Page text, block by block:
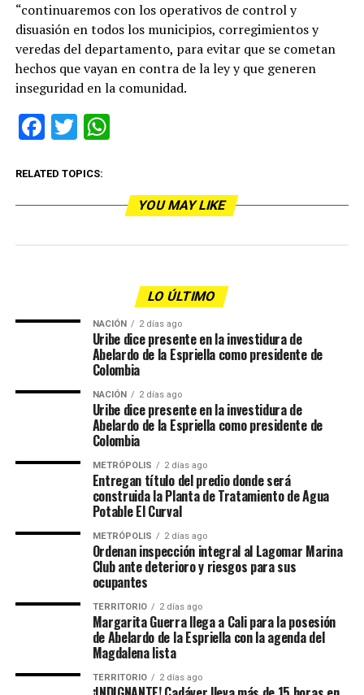
“continuaremos con los operativos de control y
disuasión en todos los municipios, corregimientos y
veredas del departamento, para evitar que se cometan
hechos que vayan en contra de la ley y que generen
inseguridad en la comunidad.
Facebook
TwitterWhatsApp
RELATED TOPICS:
YOU MAY LIKE
LO ÚLTIMO
NACIÓN 2 días ago
Uribe dice presente en la investidura de
Abelardo de la Espriella como presidente de
Colombia
NACIÓN 2 días ago
Uribe dice presente en la investidura de
Abelardo de la Espriella como presidente de
Colombia
METRÓPOLIS 2 días ago
Entregan título del predio donde será
construida la Planta de Tratamiento de Agua
Potable El Curval
METRÓPOLIS 2 días ago
Ordenan inspección integral al Lagomar Marina
Club ante deterioro y riesgos para sus
ocupantes
TERRITORIO 2 días ago
Margarita Guerra llega a Cali para la posesión
de Abelardo de la Espriella con la agenda del
Magdalena lista
TERRITORIO 2 días ago